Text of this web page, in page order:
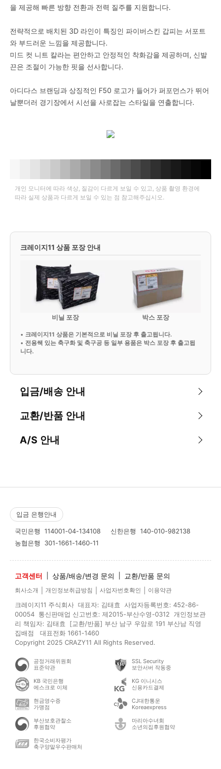
을 제공해 빠른 방향 전환과 전력 질주를 지원합니다.
전략적으로 배치된 3D 라인이 특징인 파이버스킨 갑피는 서포트
와 부드러운 느낌을 제공합니다.
미드 컷 니트 칼라는 편안하고 안정적인 착화감을 제공하며, 신발
끈은 조절이 가능한 핏을 선사합니다.
아디다스 브랜딩과 상징적인 F50 로고가 들어가 퍼포먼스가 뛰어
날뿐더러 경기장에서 시선을 사로잡는 스타일을 연출합니다.
개인 모니터에 따라 색상, 질감이 다르게 보일 수 있고, 상품 촬영 환경에
따라 실제 상품과 다르게 보일 수 있는 점 참고해주십시오.
크레이지11 상품 포장 안내
비닐 포장 박스 포장
• 크레이지11 상품은 기본적으로 비닐 포장 후 출고됩니다.
• 전용쌕 있는 축구화 및 축구공 등 일부 용품은 박스 포장 후 출고됩
니다.
입금/배송 안내
교환/반품 안내
A/S 안내
입금 은행안내
국민은행 114001-04-134108 신한은행 140-010-982138
농협은행 301-1661-1460-11
고객센터 상품/배송/변경 문의 교환/반품 문의
회사소개 개인정보취급방침 사업자번호확인 이용약관
크레이지11 주식회사 대표자: 김태효 사업자등록번호: 452-86-
00054 통신판매업 신고번호: 제2015-부산수영-0312 개인정보관
리 책임자: 김태효 [교환/반품] 부산 남구 우암로 191 부산남 직영
집배점 대표전화 1661-1460
Copyright 2025 CRAZY11 All Rights Reserved.
공정거래위원회
표준약관
SSL Security
보안서버 작동중
KB 국민은행
에스크로 이체
KG 이니시스
신용카드결제
현금영수증
가맹점
CJ대한통운
Koreaexpress
부산보호관찰소
후원협약
마리아수녀회
소년의집후원협약
한국소비자평가
축구양말우수판매처